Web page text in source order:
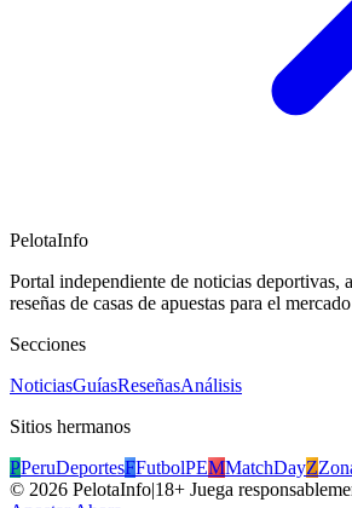
PelotaInfo
Portal independiente de noticias deportivas,
reseñas de casas de apuestas para el
Secciones
NoticiasGuíasReseñasAnálisis
Sitios hermanos
PPeruDeportesFFutbolPEMMatchDayZ
© 2026 PelotaInfo|18+ Juega